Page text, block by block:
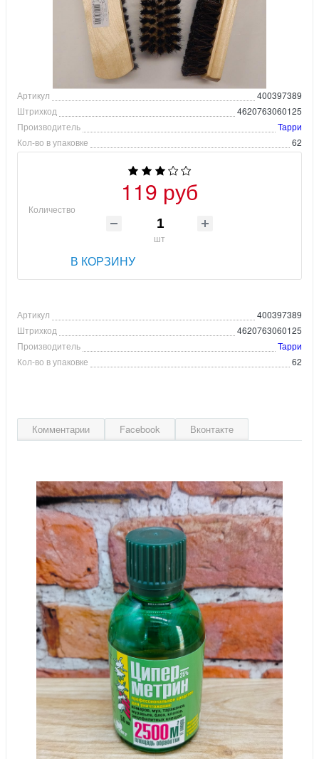
Артикул
400397389
Штрихкод
4620763060125
Производитель
Тарри
Кол-во в упаковке
62
119 руб
Количество
шт
В КОРЗИНУ
Артикул
400397389
Штрихкод
4620763060125
Производитель
Тарри
Кол-во в упаковке
62
Комментарии Facebook Вконтакте